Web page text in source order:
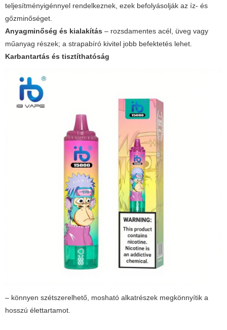
teljesítményigénnyel rendelkeznek, ezek befolyásolják az íz- és
gőzminőséget.
Anyagminőség és kialakítás – rozsdamentes acél, üveg vagy
műanyag részek; a strapabíró kivitel jobb befektetés lehet.
Karbantartás és tisztíthatóság
– könnyen szétszerelhető, mosható alkatrészek megkönnyítik a
hosszú élettartamot.